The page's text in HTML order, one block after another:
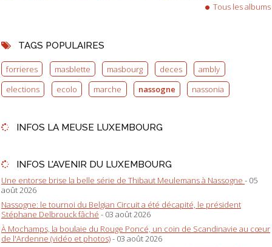
Tous les albums
TAGS POPULAIRES
forrieres masblette masbourg deces
ambly
elections
ecolo marche nassogne nassonia
INFOS LA MEUSE LUXEMBOURG
INFOS L'AVENIR DU LUXEMBOURG
Une entorse brise la belle série de Thibaut Meulemans à Nassogne - 05
août 2026
Nassogne: le tournoi du Belgian Circuit a été décapité, le président
Stéphane Delbrouck fâché - 03 août 2026
À Mochamps, la boulaie du Rouge Poncé, un coin de Scandinavie au cœur
de l'Ardenne (vidéo et photos)- 03 août 2026